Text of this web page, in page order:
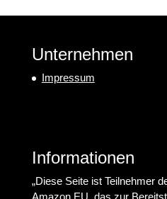
Unternehmen
Impressum
Informationen
„Diese Seite ist Teilnehmer